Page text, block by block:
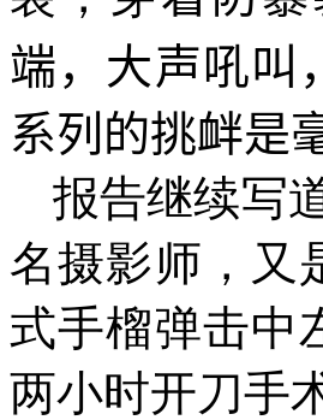
端，大声吼叫
系列的挑衅是
报告继续写
名摄影师，又
式手榴弹击中
两小时开刀手